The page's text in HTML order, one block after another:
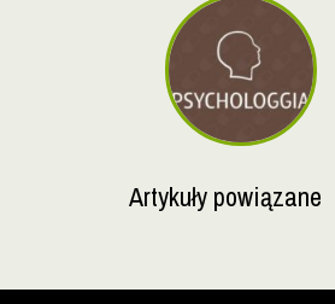
Artykuły powiązane